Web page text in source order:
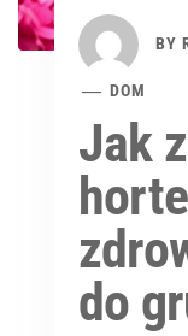
BY
DOM
Jak
do